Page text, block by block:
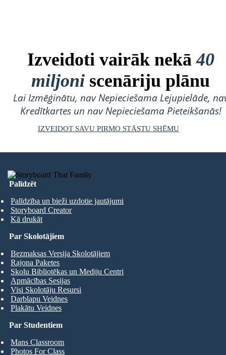
Izveidoti vairāk nekā40
miljoni scenāriju plānu
Lai Izmēģinātu, nav Nepieciešama Lejupielāde,
Kredītkartes un nav Nepieciešama Pieteikšanās!
IZVEIDOT SAVU PIRMO STĀSTU SHĒMU
Palīdzēt
Palīdzība un bieži uzdotie jautājumi
Storyboard Creator
Kā drukāt
Par Studentiem
Mans Classroom
Photos For Class
Par Skolotājiem
Bezmaksas Versija Skolotājiem
Rajona Paketes
Skolu Bibliotēkas un Mediju Centri
Apmācības Sesijas
Visi Skolotāju Resursi
Darblapu Veidnes
Plakātu Veidnes